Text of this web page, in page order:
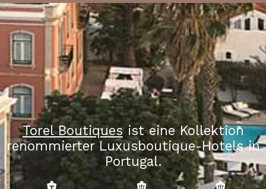
Torel Boutiquesist eine Kollektion
renommierter Luxusboutique-Hotels in
Portugal.